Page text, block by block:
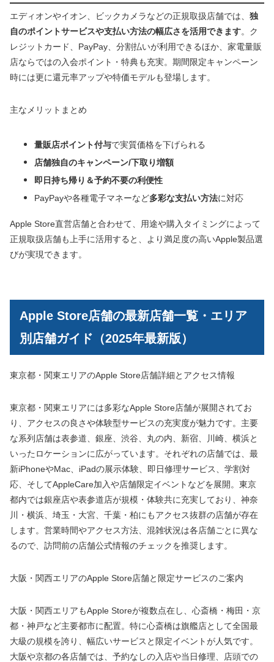
エディオンやイオン、ビックカメラなどの正規取扱店舗では、 独
自のポイントサービスや支払い方法の幅広さを活用できます。ク
レジットカード、PayPay、分割払いが利用できるほか、家電量販
店ならではの入会ポイント・特典も充実。期間限定キャンペーン
時には更に還元率アップや特価モデルも登場します。
主なメリットまとめ
量販店ポイント付与で実質価格を下げられる
店舗独自のキャンペーン/下取り増額
即日持ち帰り＆予約不要の利便性
PayPayや各種電子マネーなど多彩な支払い方法に対応
Apple Store直営店舗と合わせて、用途や購入タイミングによって
正規取扱店舗も上手に活用すると、より満足度の高いApple製品選
びが実現できます。
Apple Store店舗の最新店舗一覧・エリア
別店舗ガイド（2025年最新版）
東京都・関東エリアのApple Store店舗詳細とアクセス情報
東京都・関東エリアには多彩なApple Store店舗が展開されてお
り、アクセスの良さや体験型サービスの充実度が魅力です。主要
な系列店舗は表参道、銀座、渋谷、丸の内、新宿、川崎、横浜と
いったロケーションに広がっています。それぞれの店舗では、最
新iPhoneやMac、iPadの展示体験、即日修理サービス、学割対
応、そしてAppleCare加入や店舗限定イベントなどを展開。東京
都内では銀座店や表参道店が規模・体験共に充実しており、神奈
川・横浜、埼玉・大宮、千葉・柏にもアクセス抜群の店舗が存在
します。営業時間やアクセス方法、混雑状況は各店舗ごとに異な
るので、訪問前の店舗公式情報のチェックを推奨します。
大阪・関西エリアのApple Store店舗と限定サービスのご案内
大阪・関西エリアもApple Storeが複数点在し、心斎橋・梅田・京
都・神戸など主要都市に配置。特に心斎橋は旗艦店として全国最
大級の規模を誇り、幅広いサービスと限定イベントが人気です。
大阪や京都の各店舗では、予約なしの入店や当日修理、店頭での